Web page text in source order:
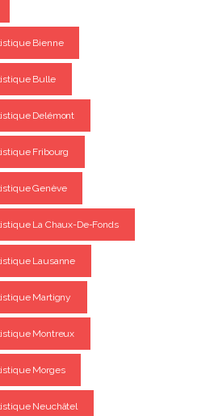
Bienne
Bulle
Delémont
Fribourg
Genève
La Chaux-De-Fonds
Lausanne
Martigny
Montreux
Morges
Neuchâtel